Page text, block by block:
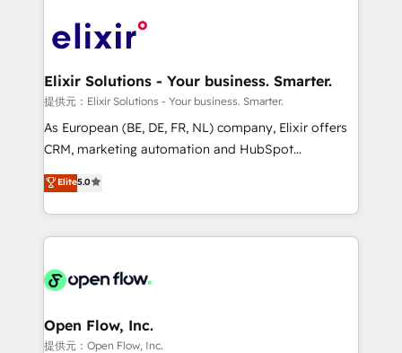
HIPAA-aware; CASL-compliant; GDPR-ready
implementations where required 💡 Why 500+
built to scale.
Design, Migrations + Integrations. Mole Street’s
greatness, which is achieved through creating
absolute clarity, derived from a well-defined
strategy, executed well, and reported on with clear
results. The culture is driven by core values; Joy, Grit,
Mindedness, and Clarity. We are driven to win for the
collective good of the company and its clientele, and
things are happening.
Elixir Solutions - Your business. Smarter.
提供元：Elixir Solutions - Your business. Smarter.
As European (BE, DE, FR, NL) company, Elixir offers
CRM, marketing automation and HubSpot
integration products and services to mid-market
and enterprise customers. We ensure that your sales,
service and marketing department operates in the
most effective way, while at the same time
integrated buyers journey. Elixir is located in
and Amsterdam. Elixir is a first mover and leader
when it comes to HubSpot sales and service
Elite5.0
Open Flow, Inc.
提供元：Open Flow, Inc.